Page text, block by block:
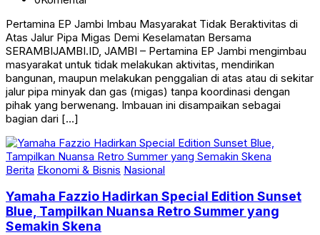
Pertamina EP Jambi Imbau Masyarakat Tidak Beraktivitas di
Atas Jalur Pipa Migas Demi Keselamatan Bersama
SERAMBIJAMBI.ID, JAMBI – Pertamina EP Jambi mengimbau
masyarakat untuk tidak melakukan aktivitas, mendirikan
bangunan, maupun melakukan penggalian di atas atau di sekitar
jalur pipa minyak dan gas (migas) tanpa koordinasi dengan
pihak yang berwenang. Imbauan ini disampaikan sebagai
bagian dari […]
Berita Ekonomi & Bisnis Nasional
Yamaha Fazzio Hadirkan Special Edition Sunset
Blue, Tampilkan Nuansa Retro Summer yang
Semakin Skena